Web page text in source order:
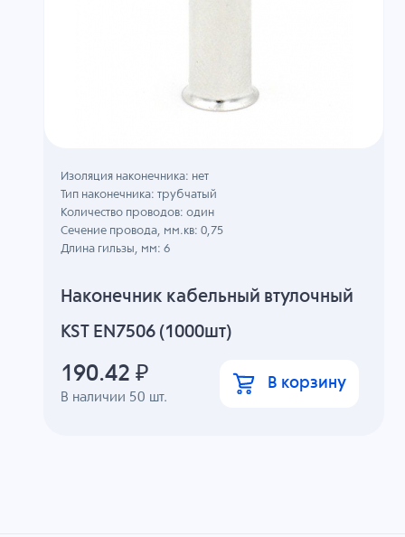
Наконечник кабельный втулочный
KST EN7506 (1000шт)
В наличии 50 шт.
Изоляция наконечника: нет
Тип наконечника: трубчатый
Количество проводов: один
Сечение провода, мм.кв: 0,75
Длина гильзы, мм: 6
190.42 ₽ В корзину